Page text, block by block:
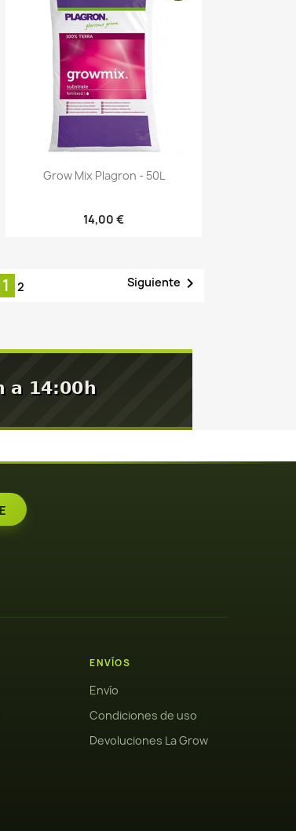
Vista rápida
Grow Mix Plagron - 50L
14,00 €
1 2 Siguiente 
ENVÍOS
Envío
Condiciones de uso
Devoluciones La Grow